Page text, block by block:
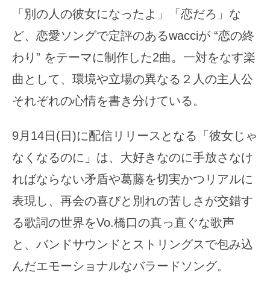
「別の人の彼女になったよ」「恋だろ」な
ど、恋愛ソングで定評のあるwacciが “恋の終
わり” をテーマに制作した2曲。一対をなす楽
曲として、環境や立場の異なる２人の主人公
それぞれの心情を書き分けている。
9月14日(日)に配信リリースとなる「彼女じゃ
なくなるのに」は、大好きなのに手放さなけ
ればならない矛盾や葛藤を切実かつリアルに
表現し、再会の喜びと別れの苦しさが交錯す
る歌詞の世界をVo.橋口の真っ直ぐな歌声
と、バンドサウンドとストリングスで包み込
んだエモーショナルなバラードソング。